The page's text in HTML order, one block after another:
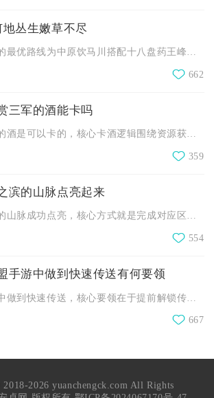
丛生嫩草不尽
稳定批量获取嫩草的最优路线为中原饮马川搭配十八盘药王峰定点循...
662
三军的酒能卡吗
攻城掠地犒赏三军的酒是可以卡的，核心卡酒逻辑围绕资源获取节奏...
359
滨的山脉点亮起来
想要让率土之滨里的山脉成功点亮，核心方式就是完成对应区域的地...
554
手游中做到快速传送有何要领
667
2026 yuanchengck.com All Rights